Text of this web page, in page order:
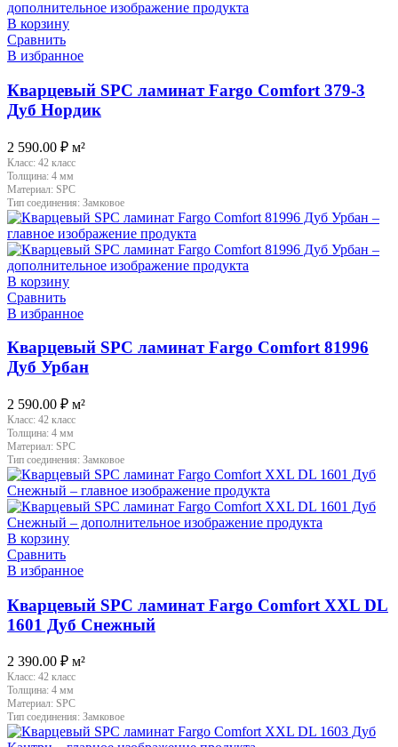
В корзину
Сравнить
В избранное
Кварцевый SPC ламинат Fargo Comfort 379-3
Дуб Нордик
2 590.00 ₽ м²
Класс: 42 класс
Толщина: 4 мм
Материал: SPC
Тип соединения: Замковое
В корзину
Сравнить
В избранное
Кварцевый SPC ламинат Fargo Comfort 81996
Дуб Урбан
2 590.00 ₽ м²
Класс: 42 класс
Толщина: 4 мм
Материал: SPC
Тип соединения: Замковое
В корзину
Сравнить
В избранное
Кварцевый SPC ламинат Fargo Comfort XXL DL
1601 Дуб Снежный
2 390.00 ₽ м²
Класс: 42 класс
Толщина: 4 мм
Материал: SPC
Тип соединения: Замковое